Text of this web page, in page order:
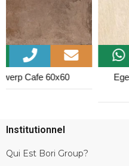
Ege Tech Rocky Creme
Rectifié 60x60
Institutionnel
Qui Est Bori Group?